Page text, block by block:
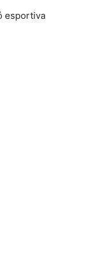
esportiva